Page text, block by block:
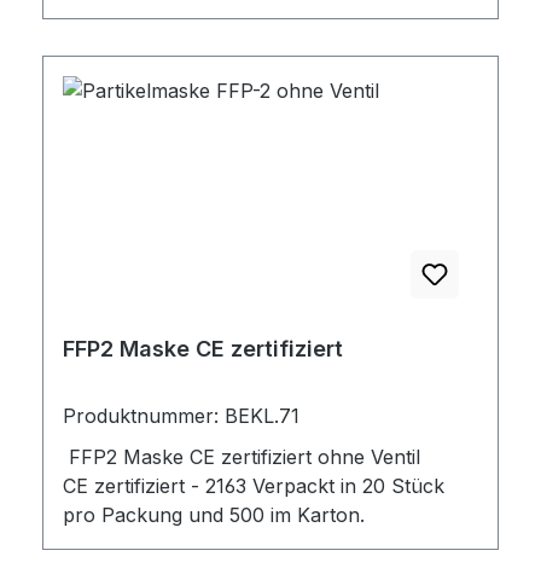
Verpackungseinheit: 20 Stück.
FFP2 Maske CE zertifiziert
Produktnummer: BEKL.71
FFP2 Maske CE zertifiziert ohne Ventil
CE zertifiziert - 2163 Verpackt in 20 Stück
pro Packung und 500 im Karton.